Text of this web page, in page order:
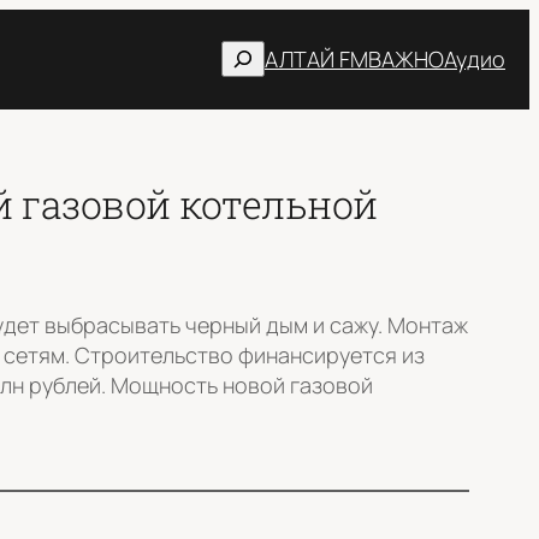
ПоискАЛТАЙ FMВАЖНОАудио
котельной
выбрасывать черный дым и сажу. Монтаж
Строительство финансируется из
рублей. Мощность новой газовой